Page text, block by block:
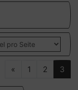
« 1 2 3